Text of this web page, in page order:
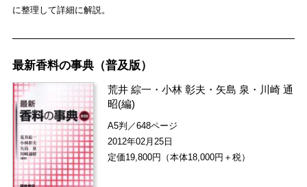
に整理して詳細に解説。
最新香料の事典（普及版）
荒井 綜一 ・小林 彰夫 ・ 矢島 泉 ・ 川崎 通
昭(編)
A5判／648ページ
2012年02月25日
定価19,800円（本体18,000円＋税）